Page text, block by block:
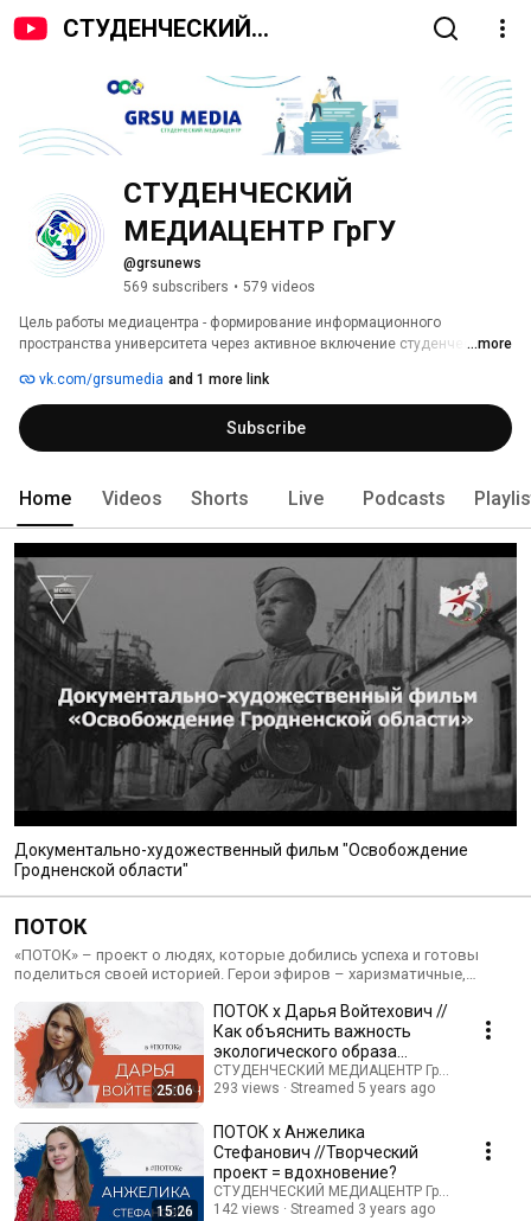
СТУДЕНЧЕСКИЙ
СТУДЕНЧЕСКИЙ
МЕДИАЦЕНТР ГрГУ
@grsunews
569 subscribers • 579 videos
Цель работы медиацентра - формирование информационного
пространства университета через активное включение студенческой и
на основе совершенствования информационной культуры.
Студенческий медиацентр призван  обеспечить методической,
организационной, ресурсной поддержкой студентов, стремящихся
реализовать свои идеи и проекты, и стать хорошей стартовой
...more
vk.com/grsumedia and 1 more link
Subscribe
Home Videos Shorts Live Podcasts
Документально-художественный фильм "Освобождение
Гродненской области"
ПОТОК
«ПОТОК» – проект о людях, которые добились успеха и готовы
поделиться своей историей. Герои эфиров – харизматичные,
Проектная команда – будущие специалисты в сфере медиа. Для них
участие в подготовке и проведении стримов является отличной
возможностью для отработки теории на практике. Прямые эфиры
проходят каждый вторник и четверг в 18:30. Следите за анонсами
на наших страницах в социальных сетях, присоединяйтесь и будьте
активным зрителем: задавайте вопросы и оставляйте свои
реакции. До встречи в лайве! Будьте #вПотоке.
25:06
ПОТОК х Дарья Войтехович //
Как объяснить важность
экологического образа
жизни?
СТУДЕНЧЕСКИЙ МЕДИАЦЕНТР ГрГУ
293 views
Streamed 5 years ago
15:26
ПОТОК х Анжелика
Стефанович //Творческий
проект = вдохновение?
СТУДЕНЧЕСКИЙ МЕДИАЦЕНТР ГрГУ
142 views
Streamed 3 years ago